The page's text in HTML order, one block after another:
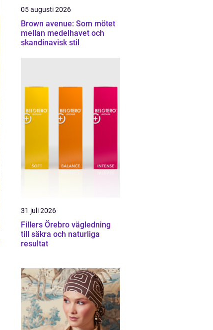
05 augusti 2026
Brown avenue: Som mötet
mellan medelhavet och
skandinavisk stil
31 juli 2026
Fillers Örebro vägledning
till säkra och naturliga
resultat